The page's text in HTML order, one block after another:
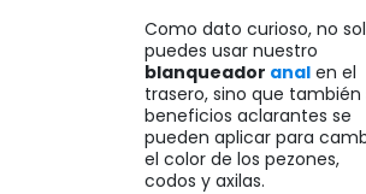
Como dato curioso, no
puedes usar nuestro
blanqueador anal en el
trasero, sino que también
beneficios aclarantes se
pueden aplicar para
el color de los pezones,
codos y axilas.